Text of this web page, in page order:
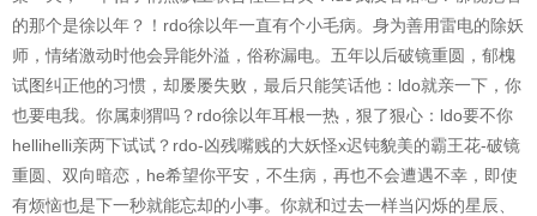
的那个是徐以年？！rdo徐以年一直有个小毛病。身为善用雷电的除妖
师，情绪激动时他会异能外溢，俗称漏电。五年以后破镜重圆，郁槐
试图纠正他的习惯，却屡屡失败，最后只能笑话他：ldo就亲一下，你
也要电我。你属刺猬吗？rdo徐以年耳根一热，狠了狠心：ldo要不你
hellihelli亲两下试试？rdo-凶残嘴贱的大妖怪x迟钝貌美的霸王花-破镜
重圆、双向暗恋，he希望你平安，不生病，再也不会遭遇不幸，即使
有烦恼也是下一秒就能忘却的小事。你就和过去一样当闪烁的星辰、